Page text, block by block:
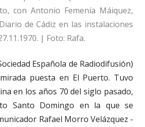
con Antonio Femenía Máiquez,
de Cádiz en las instalaciones
| Foto: Rafa.
Española de Radiodifusión)
puesta en El Puerto. Tuvo
en los años 70 del siglo pasado,
Santo Domingo en la que se
Rafael Morro Velázquez -